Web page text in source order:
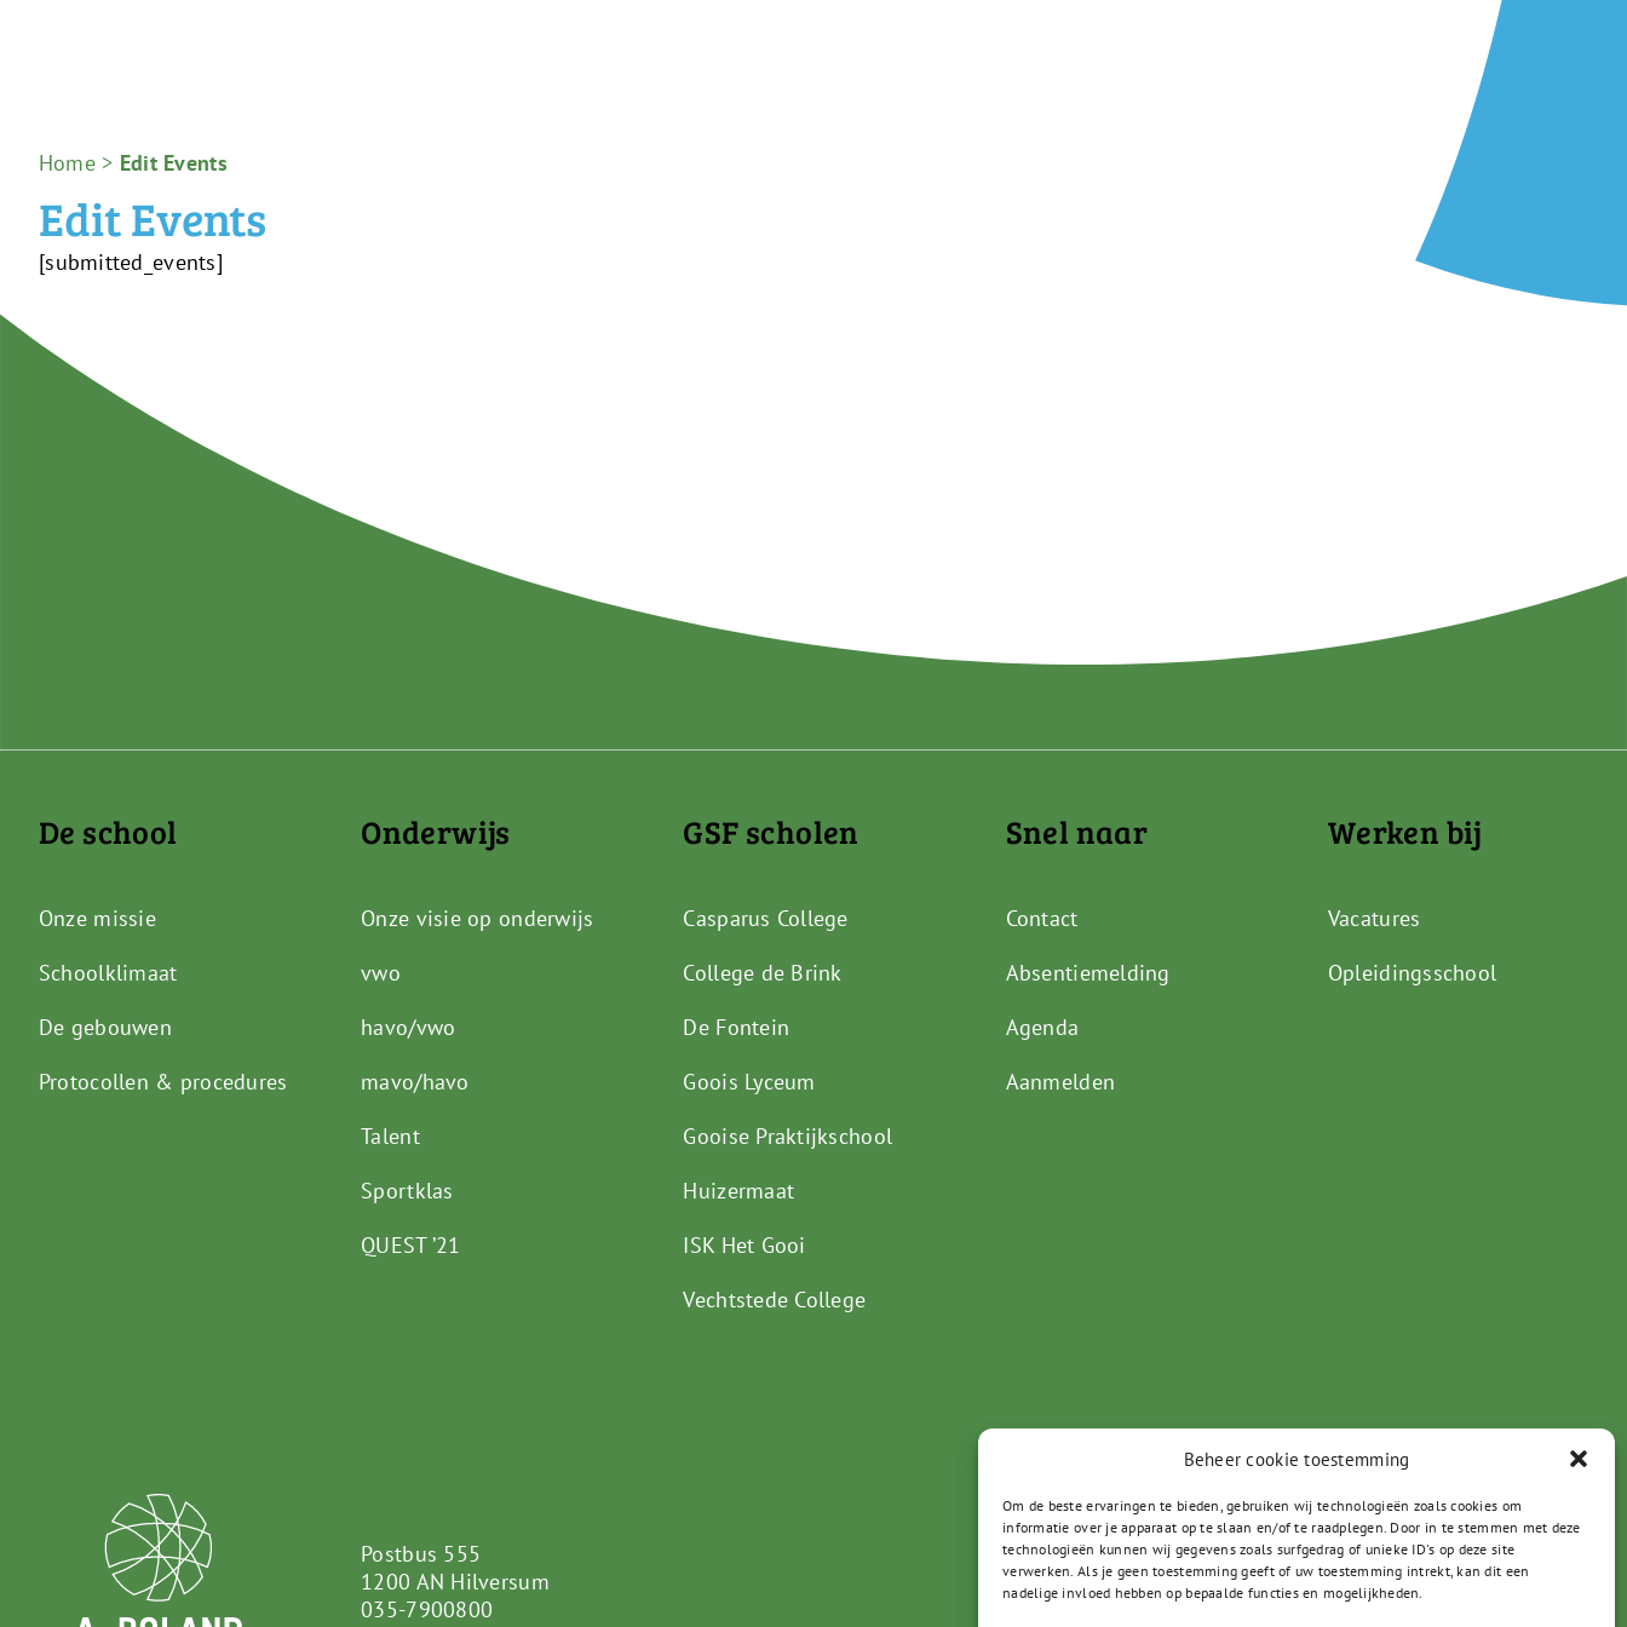
Beheer cookie toestemming
Om de beste ervaringen te bieden, gebruiken wij technologieën zoals cookies om
informatie over je apparaat op te slaan en/of te raadplegen. Door in te stemmen met deze
technologieën kunnen wij gegevens zoals surfgedrag of unieke ID's op deze site
verwerken. Als je geen toestemming geeft of uw toestemming intrekt, kan dit een
nadelige invloed hebben op bepaalde functies en mogelijkheden.
Home > Edit Events
Edit Events
[submitted_events]
De school
Onze missie
Schoolklimaat
De gebouwen
Protocollen & procedures
Onderwijs
Onze visie op onderwijs
vwo
havo/vwo
mavo/havo
Talent
Sportklas
QUEST ’21
GSF scholen
Casparus College
College de Brink
De Fontein
Goois Lyceum
Gooise Praktijkschool
Huizermaat
ISK Het Gooi
Vechtstede College
Snel naar
Contact
Absentiemelding
Agenda
Aanmelden
Werken bij
Vacatures
Opleidingsschool
Postbus 555
1200 AN Hilversum
035-7900800